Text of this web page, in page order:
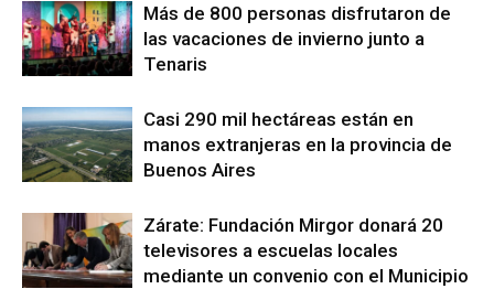
Más de 800 personas disfrutaron de
las vacaciones de invierno junto a
Tenaris
Casi 290 mil hectáreas están en
manos extranjeras en la provincia de
Buenos Aires
Zárate: Fundación Mirgor donará 20
televisores a escuelas locales
mediante un convenio con el Municipio